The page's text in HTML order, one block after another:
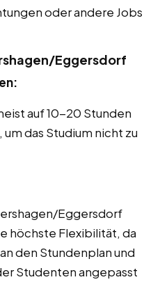
oder andere Jobs
Eggersdorf
auf 10-20 Stunden
das Studium nicht zu
Eggersdorf
höchste Flexibilität, da
den Stundenplan und
Studenten angepasst